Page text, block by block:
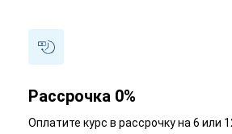
Рассрочка 0%
Оплатите курс в рассрочку на 6 или